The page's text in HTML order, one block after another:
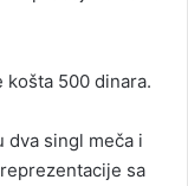
košta 500 dinara.
dva singl meča i
sa